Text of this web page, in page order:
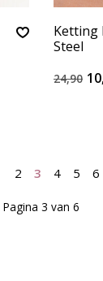
Ketting
Steel
24,90
2 3 4 5 6
Pagina 3 van 6